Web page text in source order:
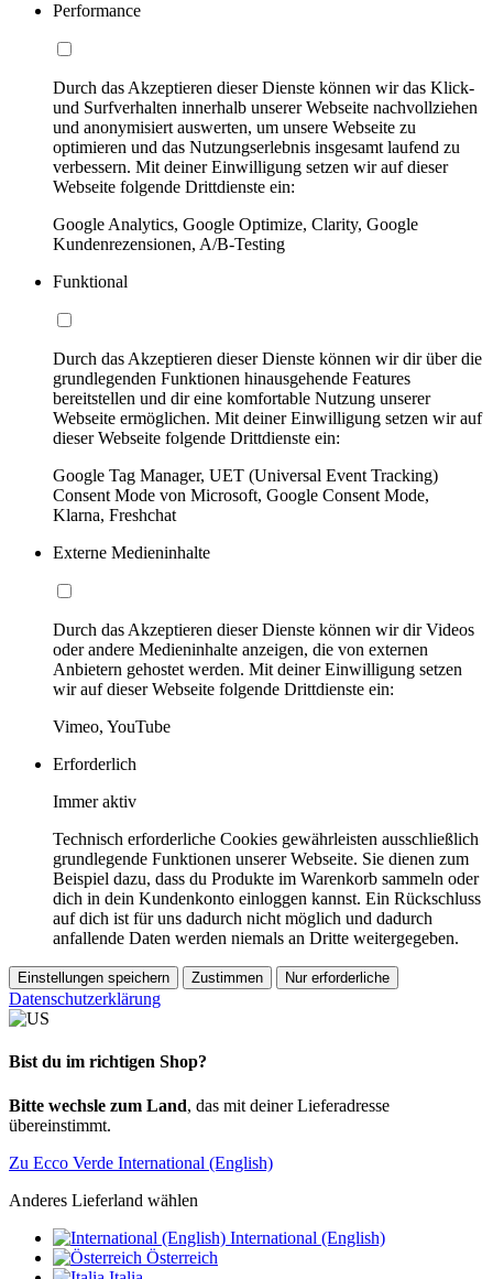
Performance
Durch das Akzeptieren dieser Dienste können wir das Klick-
und Surfverhalten innerhalb unserer Webseite nachvollziehen
und anonymisiert auswerten, um unsere Webseite zu
optimieren und das Nutzungserlebnis insgesamt laufend zu
verbessern. Mit deiner Einwilligung setzen wir auf dieser
Webseite folgende Drittdienste ein:
Google Analytics, Google Optimize, Clarity, Google
Kundenrezensionen, A/B-Testing
Funktional
Durch das Akzeptieren dieser Dienste können wir dir über die
grundlegenden Funktionen hinausgehende Features
bereitstellen und dir eine komfortable Nutzung unserer
Webseite ermöglichen. Mit deiner Einwilligung setzen wir auf
dieser Webseite folgende Drittdienste ein:
Google Tag Manager, UET (Universal Event Tracking)
Consent Mode von Microsoft, Google Consent Mode,
Klarna, Freshchat
Externe Medieninhalte
Durch das Akzeptieren dieser Dienste können wir dir Videos
oder andere Medieninhalte anzeigen, die von externen
Anbietern gehostet werden. Mit deiner Einwilligung setzen
wir auf dieser Webseite folgende Drittdienste ein:
Vimeo, YouTube
Erforderlich
Immer aktiv
Technisch erforderliche Cookies gewährleisten ausschließlich
grundlegende Funktionen unserer Webseite. Sie dienen zum
Beispiel dazu, dass du Produkte im Warenkorb sammeln oder
dich in dein Kundenkonto einloggen kannst. Ein Rückschluss
auf dich ist für uns dadurch nicht möglich und dadurch
anfallende Daten werden niemals an Dritte weitergegeben.
Einstellungen speichern Zustimmen Nur erforderliche
Datenschutzerklärung
Bist du im richtigen Shop?
Bitte wechsle zum Land, das mit deiner Lieferadresse
übereinstimmt.
Zu Ecco Verde International (English)
Anderes Lieferland wählen
International (English)
Österreich